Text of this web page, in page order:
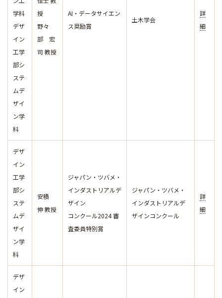
学科
デザ
イン
工学
部シ
ステ
ムデ
ザイ
ン学
科
授
野々
部 宏
司 教授
AI・データサイエン
ス奨励賞
土木学会
詳
細
デザ
イン
工学
部シ
ステ
ムデ
ザイ
ン学
科
安積
伸 教授
ジャパン・ツバメ・
インダストリアルデ
ザイン
コンクール2024 審
査委員特別賞
ジャパン・ツバメ・
インダストリアルデ
ザインコンクール
詳
細
デザ
イン